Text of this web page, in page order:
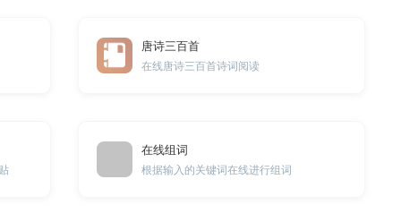
唐诗三百首
在线唐诗三百首诗词阅读
在线组词
根据输入的关键词在线进行组词